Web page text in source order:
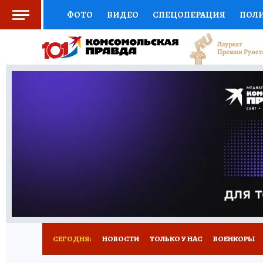
ФОТО ВИДЕО СПЕЦОПЕРАЦИЯ
СОЦПОДДЕРЖКА НАУКА СПОРТ
ВЫБОР ЭКСПЕРТОВ ДОКТОР
ПРОГНОЗЫ НА СПОРТ
НОВОЕ
СЕГОДНЯ: НОВОСТИ ТОЛЬКО У НАС ВОЕНКОРЫ